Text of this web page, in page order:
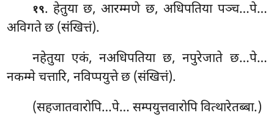
१९. हेतुया छ, आरम्मणे छ, अधिपतिया पञ्च…पे…
अविगते छ (संखित्तं).
नहेतुया एकं, नअधिपतिया छ, नपुरेजाते छ…पे…
नकम्मे चत्तारि, नविप्पयुत्ते छ (संखित्तं).
(सहजातवारोपि…पे… सम्पयुत्तवारोपि वित्थारेतब्बा.)